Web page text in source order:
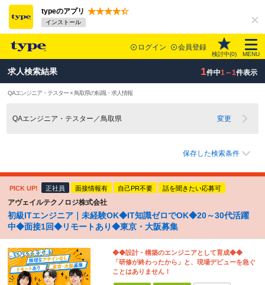
typeのアプリ
インストール
ログイン 会員登録
検討中(0) MENU
求人検索結果 1件中1～1件表示
QAエンジニア・テスター × 鳥取県の転職・求人情報
QAエンジニア・テスター／鳥取県 変更
保存した検索条件
PICK UP! 正社員 面接情報有 自己PR不要 話を聞きたい応募可
アヴェイルテクノロジ株式会社
初級ITエンジニア｜未経験OK◆IT知識ゼロでOK◆20～30代活躍
中◆面接1回◆リモートあり◆東京・大阪募集
◆◆設計・構築のエンジニアとして育成◆◆
「研修が終わったから」と、現場デビューを急ぐ
ことはありません！